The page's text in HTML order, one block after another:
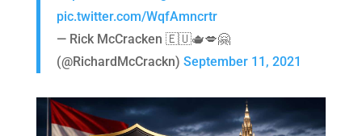
pic.twitter.com/WqfAmncrtr
— Rick McCracken 🇪🇺🫖💋🤗
(@RichardMcCrackn) September 11, 2021